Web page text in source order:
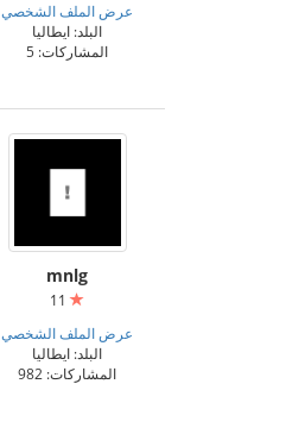
عرض الملف الشخصي
البلد: ايطاليا
المشاركات: 5
mnlg
عرض الملف الشخصي
البلد: ايطاليا
المشاركات: 982